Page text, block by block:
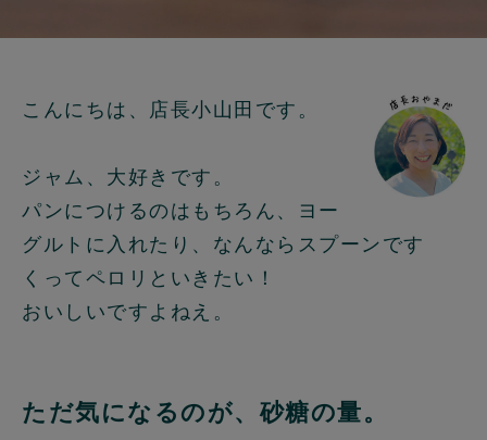
こんにちは、店長小山田です。
ジャム、大好きです。
パンにつけるのはもちろん、ヨー
グルトに入れたり、なんならスプーンです
くってペロリといきたい！
おいしいですよねえ。
ただ気になるのが、砂糖の量。